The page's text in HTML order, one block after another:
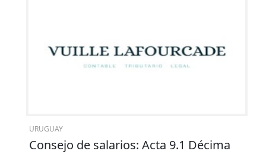
URUGUAY
Consejo de salarios: Acta 9.1 Décima